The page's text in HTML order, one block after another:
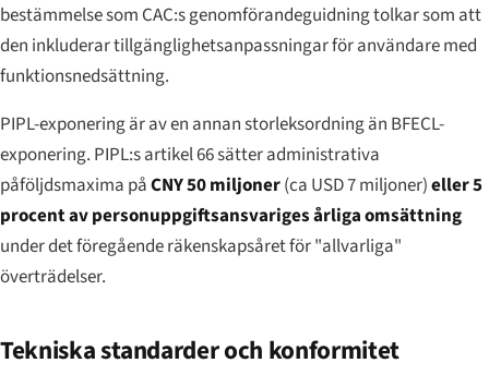
bestämmelse som CAC:s genomförandeguidning tolkar som att
den inkluderar tillgänglighetsanpassningar för användare med
funktionsnedsättning.
PIPL-exponering är av en annan storleksordning än BFECL-
exponering. PIPL:s artikel 66 sätter administrativa
påföljdsmaxima påCNY 50 miljoner(ca USD 7 miljoner)eller 5
procent av personuppgiftsansvariges årliga omsättning
under det föregående räkenskapsåret för "allvarliga"
överträdelser.
Tekniska standarder och konformitet